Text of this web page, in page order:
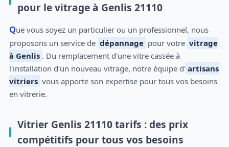
pour le vitrage à Genlis 21110
Que vous soyez un particulier ou un professionnel, nous
proposons un service de dépannage pour votre vitrage
à Genlis . Du remplacement d'une vitre cassée à
l'installation d'un nouveau vitrage, notre équipe d' artisans
vitriers vous apporte son expertise pour tous vos besoins
en vitrerie.
Vitrier Genlis 21110 tarifs : des prix
compétitifs pour tous vos besoins